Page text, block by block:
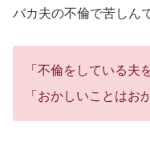
バカ夫の不倫で苦しん
「不倫をしている夫
「おかしいことはお